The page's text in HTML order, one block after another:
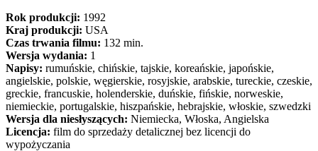
Rok produkcji: 1992
Kraj produkcji: USA
Czas trwania filmu: 132 min.
Wersja wydania: 1
Napisy: rumuńskie, chińskie, tajskie, koreańskie, japońskie,
angielskie, polskie, węgierskie, rosyjskie, arabskie, tureckie, czeskie,
greckie, francuskie, holenderskie, duńskie, fińskie, norweskie,
niemieckie, portugalskie, hiszpańskie, hebrajskie, włoskie, szwedzki
Wersja dla niesłyszących: Niemiecka, Włoska, Angielska
Licencja: film do sprzedaży detalicznej bez licencji do
wypożyczania